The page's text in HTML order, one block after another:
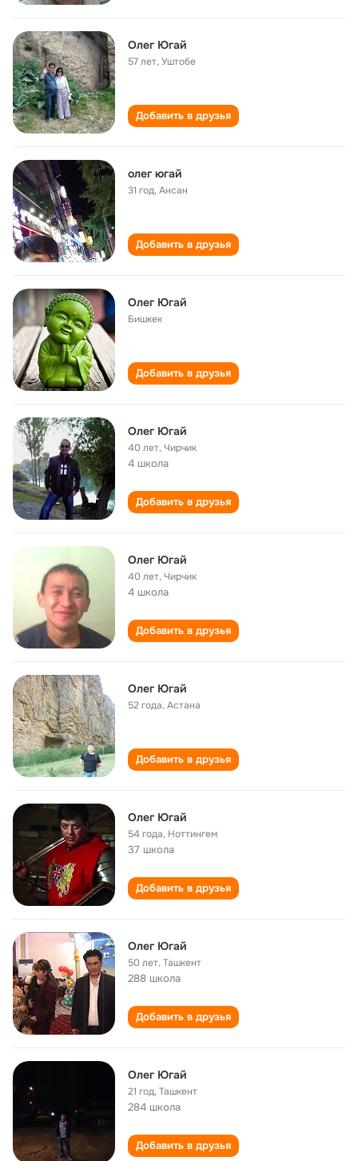
Олег Югай
57 лет,Уштобе
Добавить в друзья
олег югай
31 год,Ансан
Добавить в друзья
Олег Югай
Бишкек
Добавить в друзья
Олег Югай
40 лет,Чирчик
4 школа
Добавить в друзья
Олег Югай
40 лет,Чирчик
4 школа
Добавить в друзья
Олег Югай
52 года,Астана
Добавить в друзья
Олег Югай
54 года, Ноттингем
37 школа
Добавить в друзья
Олег Югай
50 лет,Ташкент
288 школа
Добавить в друзья
Олег Югай
21 год,Ташкент
284 школа
Добавить в друзья